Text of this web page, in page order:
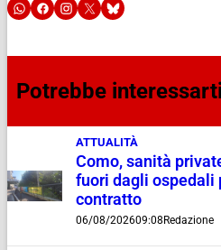
Potrebbe
ATTUALITÀ
Como, sanità
fuori dagli ospedali
contratto
06/08/202609:08 Redazione